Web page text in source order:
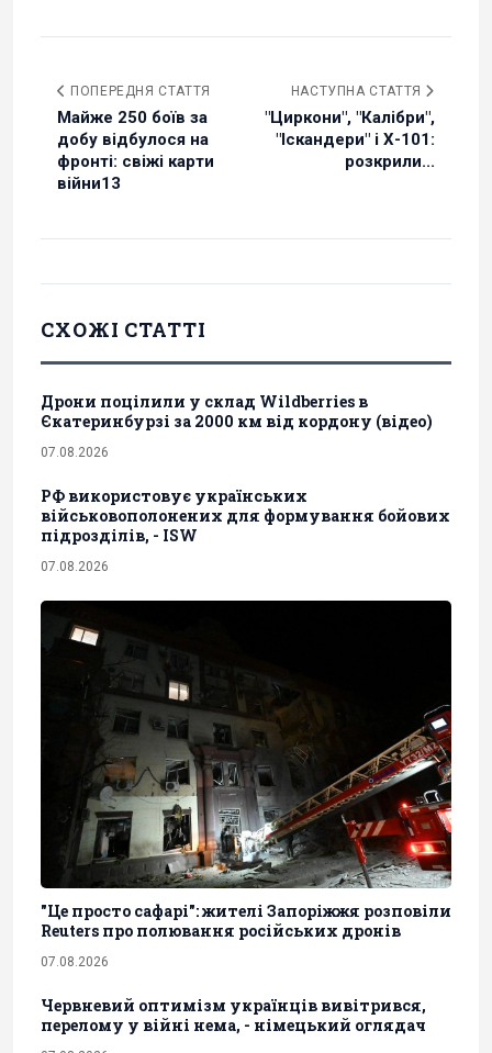
ПОПЕРЕДНЯ СТАТТЯ
Майже 250 боїв за
добу відбулося на
фронті: свіжі карти
війни13
НАСТУПНА СТАТТЯ
"Циркони", "Калібри",
"Іскандери" і Х-101:
розкрили...
СХОЖІ СТАТТІ
Дрони поцілили у склад Wildberries в
Єкатеринбурзі за 2000 км від кордону (відео)
07.08.2026
РФ використовує українських
військовополонених для формування бойових
підрозділів, - ISW
07.08.2026
"Це просто сафарі": жителі Запоріжжя розповіли
Reuters про полювання російських дронів
07.08.2026
Червневий оптимізм українців вивітрився,
перелому у війні нема, - німецький оглядач